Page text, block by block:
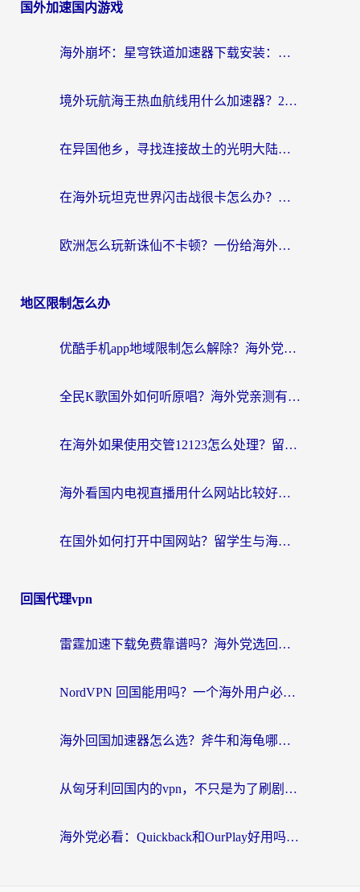
国外加速国内游戏
海外崩坏：星穹铁道加速器下载安装：一份给游子的终极网络指南
境外玩航海王热血航线用什么加速器？2026海外玩家实测最优方案（附欧洲问道堡垒前线加速技巧）
在异国他乡，寻找连接故土的光明大陆免费加速器
在海外玩坦克世界闪击战很卡怎么办？老玩家亲测有效的加速器选择指南
欧洲怎么玩新诛仙不卡顿？一份给海外游子的国服游戏畅玩指南
地区限制怎么办
优酷手机app地域限制怎么解除？海外党亲测有效的追剧方案
全民K歌国外如何听原唱？海外党亲测有效的回国加速器选择指南
在海外如果使用交管12123怎么处理？留学生亲测有效的回国加速方案
海外看国内电视直播用什么网站比较好？一篇解决你所有追剧难题的实用指南
在国外如何打开中国网站？留学生与海外华人的无缝访问指南
回国代理vpn
雷霆加速下载免费靠谱吗？海外党选回国加速器的避坑指南（附热门工具对比）
NordVPN 回国能用吗？一个海外用户必须面对的真实困境
海外回国加速器怎么选？斧牛和海龟哪个好？一篇帮你避开坑的实用指南
从匈牙利回国内的vpn，不只是为了刷剧那么简单
海外党必看：Quickback和OurPlay好用吗？3分钟选对回国加速器，无缝刷剧玩游戏